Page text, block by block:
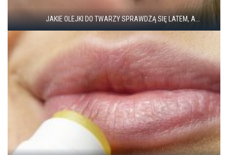
JAKIE OLEJKI DO TWARZY SPRAWDZĄ SIĘ LATEM, A...